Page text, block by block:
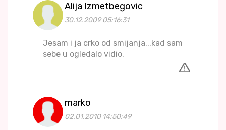
Alija Izmetbegovic
30.12.2009 05:16:31
Jesam i ja crko od smijanja...kad sam
sebe u ogledalo vidio.
marko
02.01.2010 14:50:49